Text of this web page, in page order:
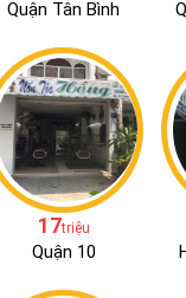
Quận Tân Bình
17triệu
Quận 10